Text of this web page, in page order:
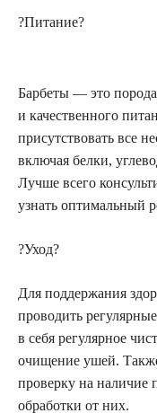
?️Питание?️
Барбеты — это
и качественного
присутствовать все
включая белки,
Лучше всего
узнать оптимальный
?Уход?
Для поддержания
проводить
в себя регулярное
очищение ушей.
проверку на наличие
обработки от них.